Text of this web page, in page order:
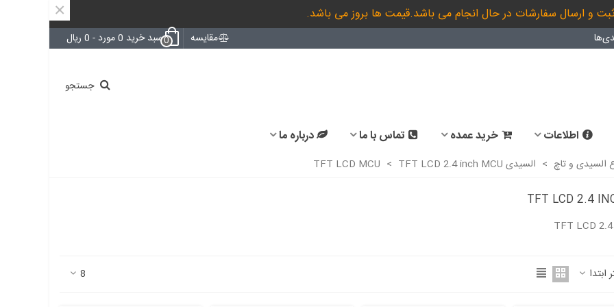
و ارسال سفارشات در حال انجام می باشد.قیمت ها بروز می باشد. ×
مقایسه 0سبد خرید 0مورد - 0 ریال
جستجو
اطلاعات خرید عمده تماس با ما درباره ما
السیدی و تاچ > السیدی TFT LCD MCU > TFT LCD 2.4 inch MCU
TFT LCD 2.4
ابتدا 8